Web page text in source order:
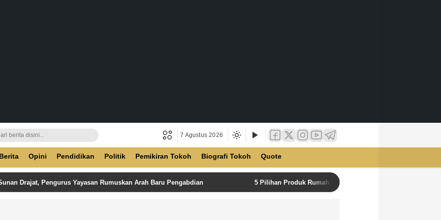
7 Agustus 2026
Berita Opini Pendidikan Politik Pemikiran Tokoh Biografi Tokoh Quote
Drajat, Pengurus Yayasan Rumuskan Arah Baru Pengabdian 5 Pilihan Produk Rumah Tangga Terbaik di Unilever Store